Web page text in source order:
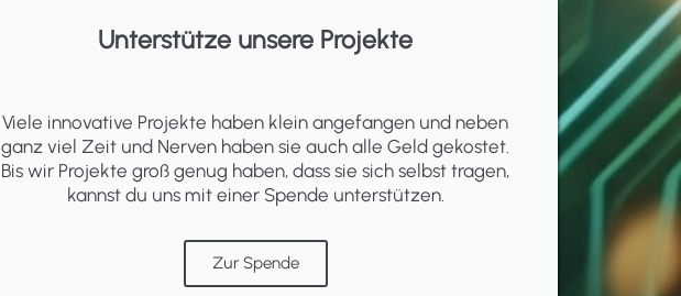
Unterstütze unsere Projekte
Viele innovative Projekte haben klein angefangen und neben
ganz viel Zeit und Nerven haben sie auch alle Geld gekostet.
Bis wir Projekte groß genug haben, dass sie sich selbst tragen,
kannst du uns mit einer Spende unterstützen.
Zur Spende